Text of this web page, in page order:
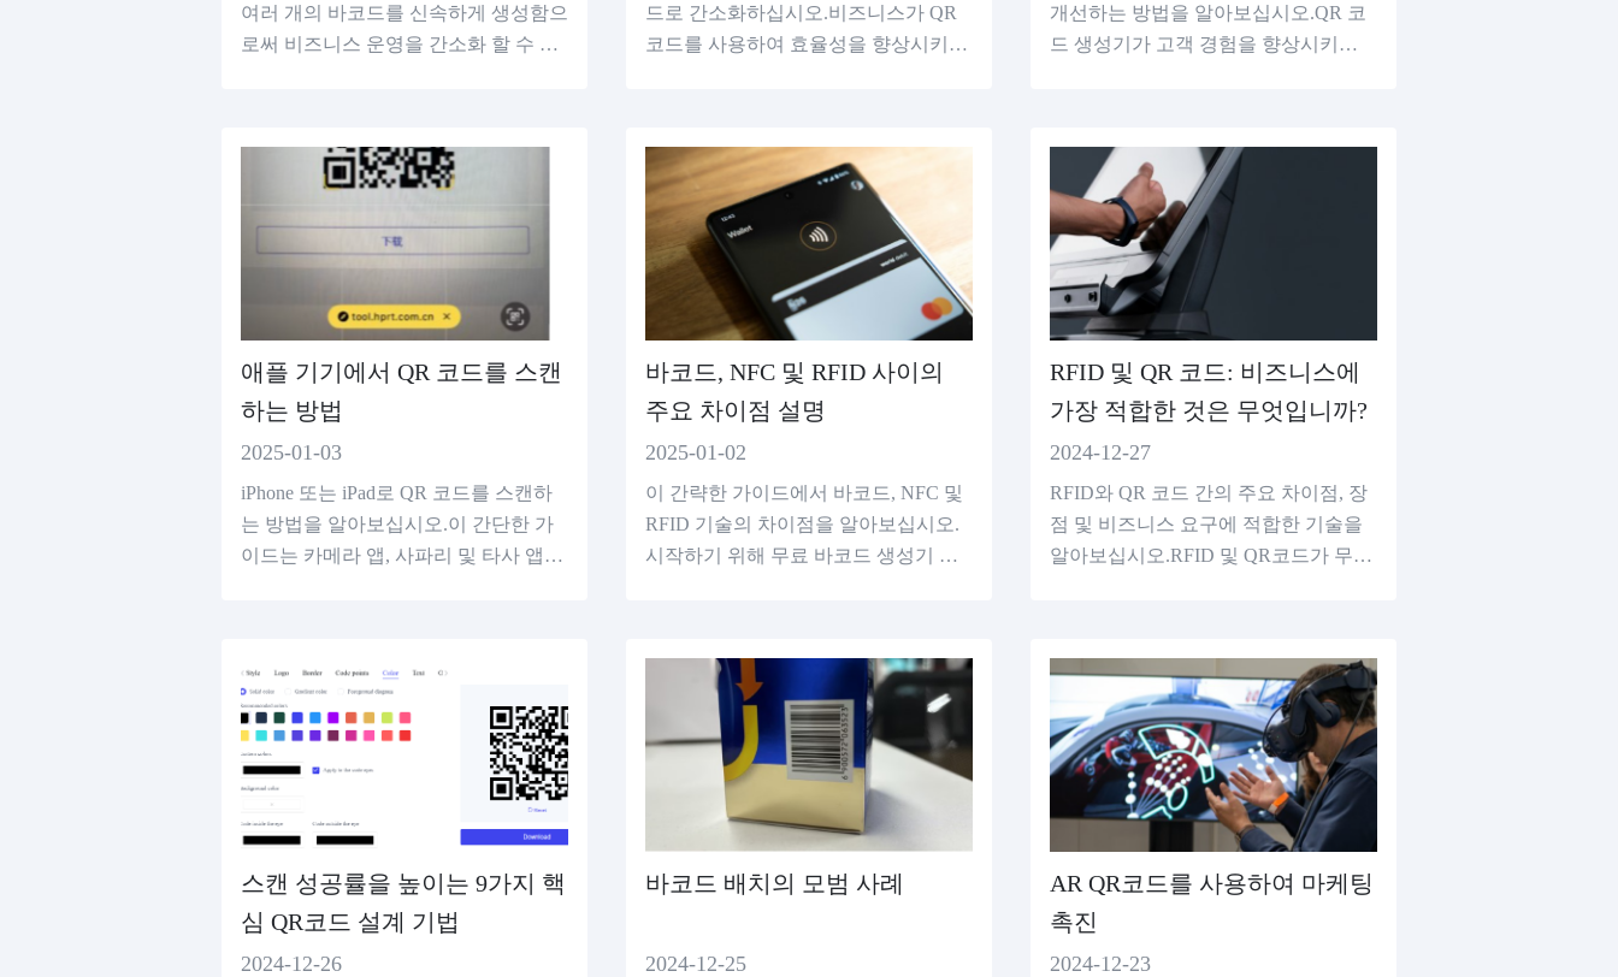
여러 개의 바코드를 신속하게 생성함으
로써 비즈니스 운영을 간소화 할 수 있
드로 간소화하십시오.비즈니스가 QR
코드를 사용하여 효율성을 향상시키고
개선하는 방법을 알아보십시오.QR 코
드 생성기가 고객 경험을 향상시키고
애플 기기에서 QR 코드를 스캔
하는 방법
2025-01-03
iPhone 또는 iPad로 QR 코드를 스캔하
는 방법을 알아보십시오.이 간단한 가
이드는 카메라 앱, 사파리 및 타사 앱을
바코드, NFC 및 RFID 사이의
주요 차이점 설명
2025-01-02
이 간략한 가이드에서 바코드, NFC 및
RFID 기술의 차이점을 알아보십시오.
시작하기 위해 무료 바코드 생성기 도
RFID 및 QR 코드: 비즈니스에
가장 적합한 것은 무엇입니까?
2024-12-27
RFID와 QR 코드 간의 주요 차이점, 장
점 및 비즈니스 요구에 적합한 기술을
알아보십시오.RFID 및 QR코드가 무료
스캔 성공률을 높이는 9가지 핵
심 QR코드 설계 기법
2024-12-26
바코드 배치의 모범 사례
2024-12-25
AR QR코드를 사용하여 마케팅
촉진
2024-12-23